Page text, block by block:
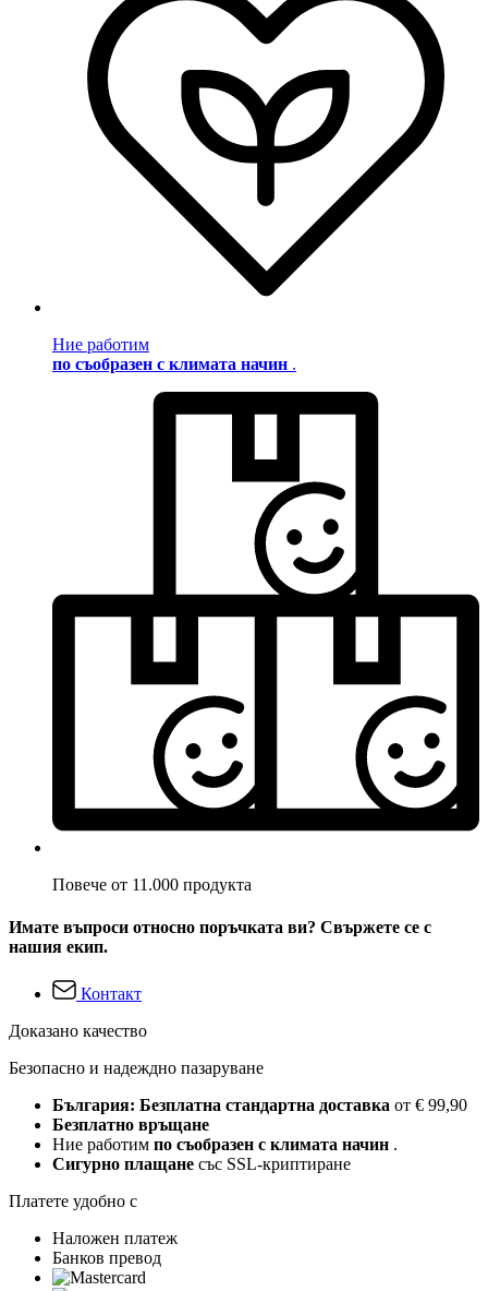
Ние работим
по съобразен с климата начин .
Повече от 11.000 продукта
Имате въпроси относно поръчката ви? Свържете се с
нашия екип.
Контакт
Доказано качество
Безопасно и надеждно пазаруване
България: Безплатна стандартна доставка от € 99,90
Безплатно връщане
Ние работим по съобразен с климата начин .
Сигурно плащане със SSL-криптиране
Платете удобно с
Наложен платеж
Банков превод